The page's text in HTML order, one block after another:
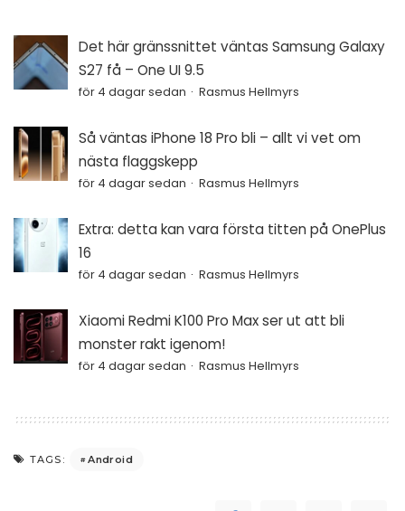
Det här gränssnittet väntas Samsung Galaxy
S27 få – One UI 9.5
för 4 dagar sedan Rasmus Hellmyrs
Så väntas iPhone 18 Pro bli – allt vi vet om
nästa flaggskepp
för 4 dagar sedan Rasmus Hellmyrs
Extra: detta kan vara första titten på OnePlus
16
för 4 dagar sedan Rasmus Hellmyrs
Xiaomi Redmi K100 Pro Max ser ut att bli
monster rakt igenom!
för 4 dagar sedan Rasmus Hellmyrs
TAGS: Android